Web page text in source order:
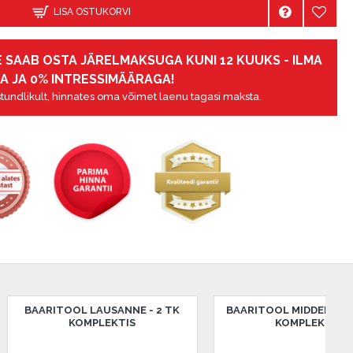
LISA OSTUKORVI
OSTA JÄRELMAKSUGA KUNI 12 KUUKS - ILMA
JA 0% INTRESSIMÄÄRAGA!
hinnates oma võimet laenu tagasi maksta.
- 2 TK
BAARITOOL MIDDELFART - 2 TK